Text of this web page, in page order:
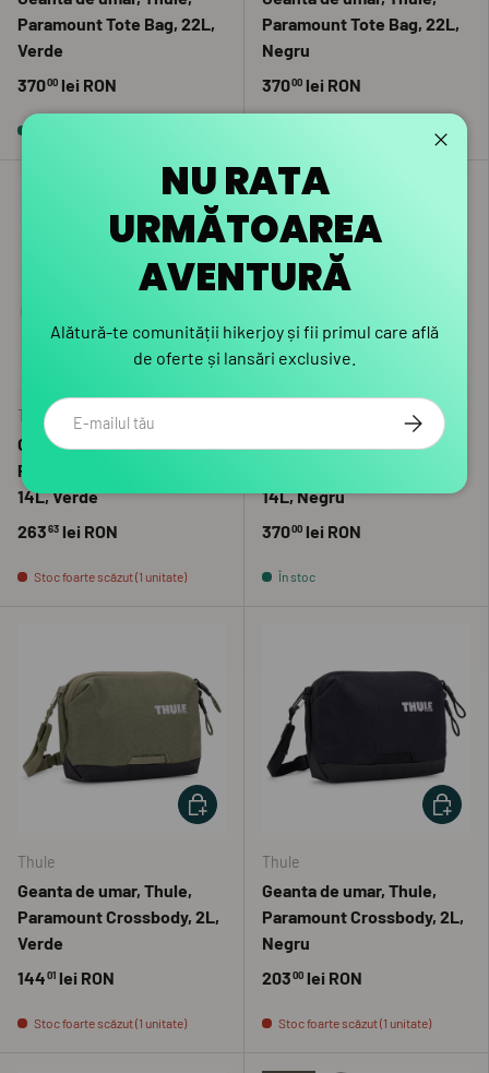
Paramount Tote Bag, 22L,
Verde
37000 lei RON
Paramount Tote Bag, 22L,
Negru
37000 lei RON
Thule
Geanta de umar, Thule,
Paramount Crossbody,
14L, Verde
26363 lei RON
Stoc foarte scăzut (1 unitate)
ADAUGĂ ÎN COȘ
Geanta de umar, Thule,
14L, Negru
37000 lei RON
În stoc
Thule
Geanta de umar, Thule,
Paramount Crossbody, 2L,
Verde
14401 lei RON
Stoc foarte scăzut (1 unitate)
ADAUGĂ ÎN COȘ
Thule
Geanta de umar, Thule,
Paramount Crossbody, 2L,
Negru
20300 lei RON
Stoc foarte scăzut (1 unitate)
NU RATA
URMĂTOAREA
AVENTURĂ
Alătură-te comunității hikerjoy și fii primul care află
de oferte și lansări exclusive.
Email ABONEAZA-